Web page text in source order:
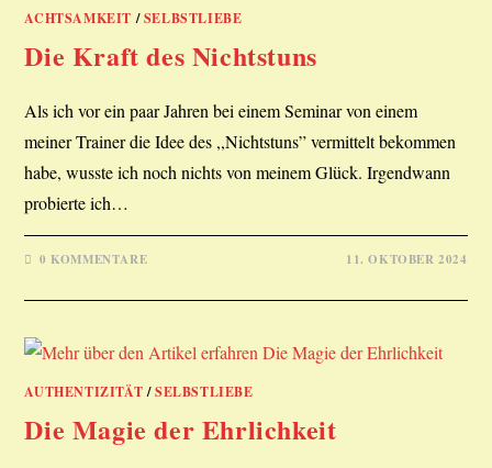
ACHTSAMKEIT /SELBSTLIEBE
Die Kraft des Nichtstuns
Als ich vor ein paar Jahren bei einem Seminar von einem
meiner Trainer die Idee des ,,Nichtstuns” vermittelt bekommen
habe, wusste ich noch nichts von meinem Glück. Irgendwann
probierte ich…
0 KOMMENTARE 11. OKTOBER 2024
AUTHENTIZITÄT/SELBSTLIEBE
Die Magie der Ehrlichkeit